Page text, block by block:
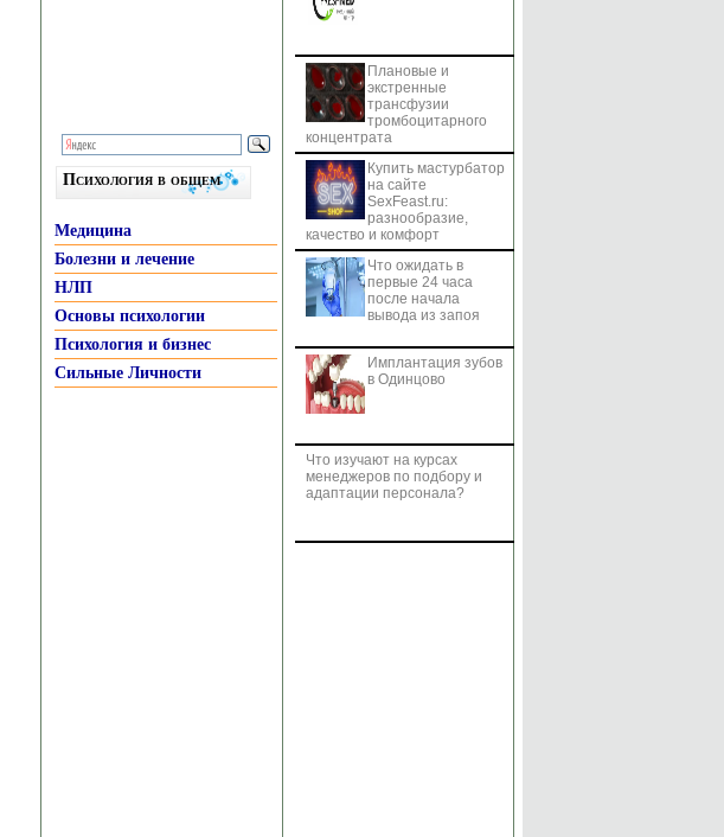
Психология в общем
Медицина
Болезни и лечение
НЛП
Основы психологии
Психология и бизнес
Сильные Личности
Плановые и
экстренные
трансфузии
тромбоцитарного
концентрата
Купить мастурбатор
на сайте
SexFeast.ru:
разнообразие,
качество и комфорт
Что ожидать в
первые 24 часа
после начала
вывода из запоя
Имплантация зубов
в Одинцово
Что изучают на курсах
менеджеров по подбору и
адаптации персонала?